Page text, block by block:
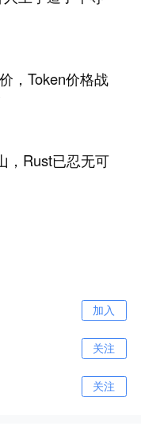
，Token价格战
，Rust已忍无可
加入
关注
关注